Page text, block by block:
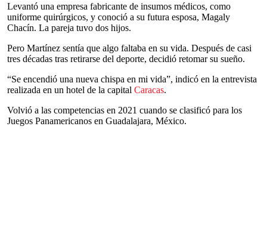
Levantó una empresa fabricante de insumos médicos, como
uniforme quirúrgicos, y conoció a su futura esposa, Magaly
Chacín. La pareja tuvo dos hijos.
Pero Martínez sentía que algo faltaba en su vida. Después de casi
tres décadas tras retirarse del deporte, decidió retomar su sueño.
“Se encendió una nueva chispa en mi vida”, indicó en la entrevista
realizada en un hotel de la capital Caracas.
Volvió a las competencias en 2021 cuando se clasificó para los
Juegos Panamericanos en Guadalajara, México.